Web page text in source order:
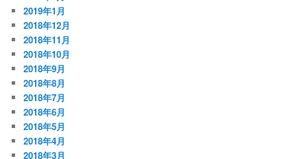
2019年1月
2018年12月
2018年11月
2018年10月
2018年9月
2018年8月
2018年7月
2018年6月
2018年5月
2018年4月
2018年3月